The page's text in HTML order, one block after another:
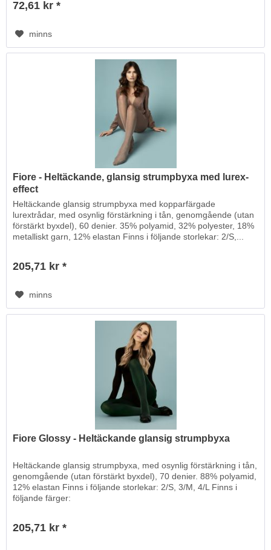
72,61 kr *
minns
Fiore - Heltäckande, glansig strumpbyxa med lurex-
effect
Heltäckande glansig strumpbyxa med kopparfärgade
lurextrådar, med osynlig förstärkning i tån, genomgående (utan
förstärkt byxdel), 60 denier. 35% polyamid, 32% polyester, 18%
metalliskt garn, 12% elastan Finns i följande storlekar: 2/S,...
205,71 kr *
minns
Fiore Glossy - Heltäckande glansig strumpbyxa
Heltäckande glansig strumpbyxa, med osynlig förstärkning i tån,
genomgående (utan förstärkt byxdel), 70 denier. 88% polyamid,
12% elastan Finns i följande storlekar: 2/S, 3/M, 4/L Finns i
följande färger:
205,71 kr *